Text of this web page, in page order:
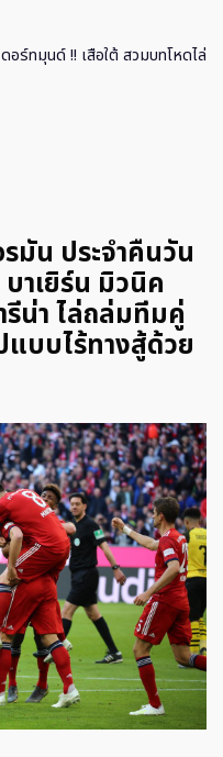
อร์ทมุนด์ !! เสือใต้ สวมบทโหดไล่
มัน ประจำคืนวัน
าเยิร์น มิวนิค
รีน่า ไล่ถล่มทีมคู่
บบไร้ทางสู้ด้วย